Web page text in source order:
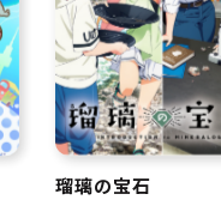
瑠璃の宝石